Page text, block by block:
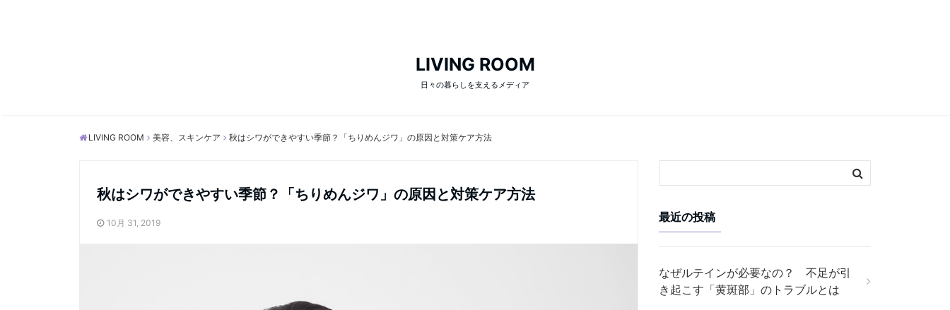
LIVING ROOM
日々の暮らしを支えるメディア
LIVING ROOM 美容、スキンケア 秋はシワができやすい季節？「ちりめんジワ」の原因と対策ケア方法
秋はシワができやすい季節？「ちりめんジワ」の原因と対策ケア方法
10月 31, 2019 最近の投稿
なぜルテインが必要なの？ 不足が引
き起こす「黄斑部」のトラブルとは